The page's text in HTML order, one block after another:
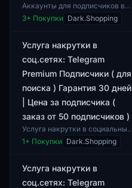
Аккаунты для подписчиков в
Telegram, предназначенные
для использования в СНГ,
увеличения охват...
3+ Покупки Dark.Shopping
Услуга накрутки в
соц.сетях: Telegram
Premium Подписчики ( для
поиска ) Гарантия 30 дней
| Цена за подписчика (
заказ от 50 подписчиков )
Услуга накрутки в социальных
сетях предлагает возможность
получения подписчиков на
Данный се...
1+ Покупки Dark.Shopping
Услуга накрутки в
соц.сетях: Telegram